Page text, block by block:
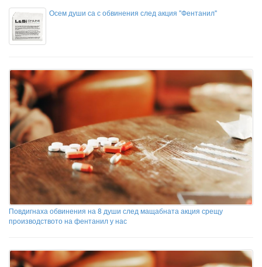
Осем души са с обвинения след акция "Фентанил"
Повдигнаха обвинения на 8 души след мащабната акция срещу
производството на фентанил у нас